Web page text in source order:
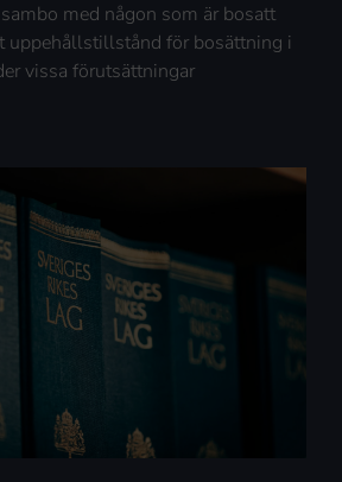
med någon som är bosatt
uppehållstillstånd för bosättning i
vissa förutsättningar